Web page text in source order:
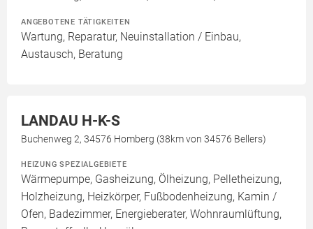
ANGEBOTENE TÄTIGKEITEN
Wartung, Reparatur, Neuinstallation / Einbau,
Austausch, Beratung
LANDAU H-K-S
Buchenweg 2, 34576 Homberg (38km von 34576 Bellers)
HEIZUNG SPEZIALGEBIETE
Wärmepumpe, Gasheizung, Ölheizung, Pelletheizung,
Holzheizung, Heizkörper, Fußbodenheizung, Kamin /
Ofen, Badezimmer, Energieberater, Wohnraumlüftung,